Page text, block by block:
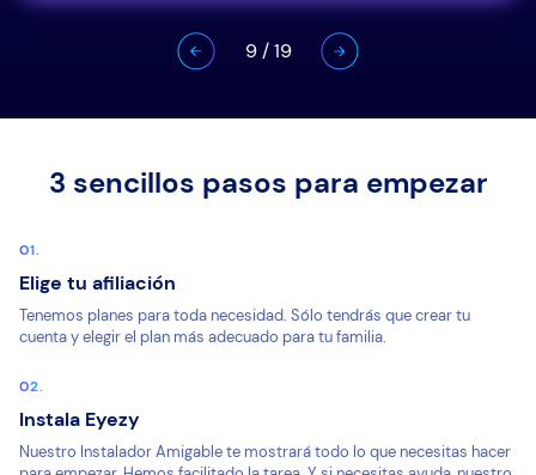
9/19
3 sencillos pasos para empezar
Elige tu afiliación
Tenemos planes para toda necesidad. Sólo tendrás que crear tu
cuenta y elegir el plan más adecuado para tu familia.
Instala Eyezy
Nuestro Instalador Amigable te mostrará todo lo que necesitas hacer